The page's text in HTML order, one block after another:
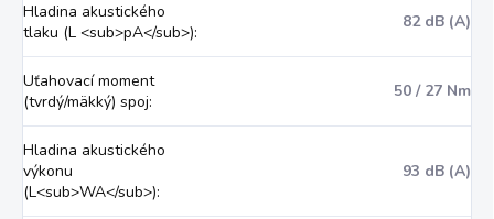
Hladina akustického
tlaku (L <sub>pA</sub>):
82 dB (A)
Uťahovací moment
(tvrdý/mäkký) spoj:
50 / 27 Nm
Hladina akustického
výkonu
(L<sub>WA</sub>):
93 dB (A)